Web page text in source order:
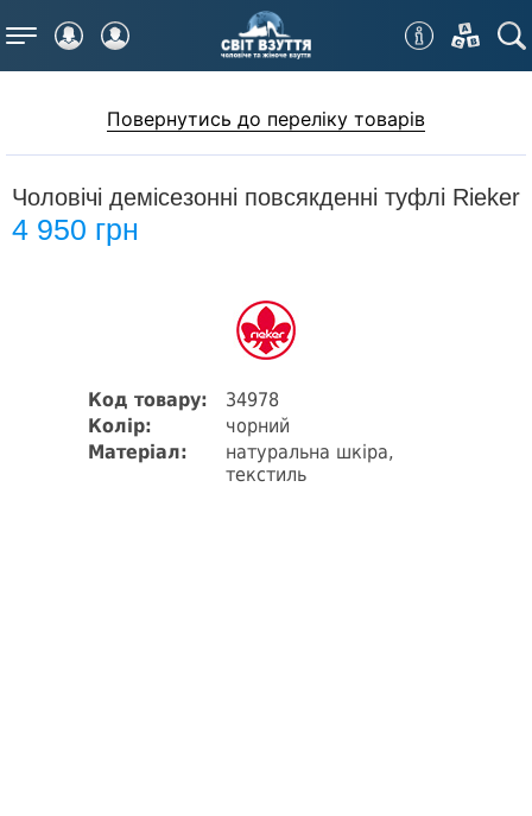
Меню
Повернутись до переліку товарів
Чоловічі демісезонні повсякденні туфлі Rieker
4 950 грн
Код товару:
34978
Колір:
чорний
Матеріал:
натуральна шкіра,
текстиль